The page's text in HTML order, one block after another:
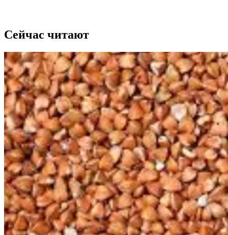
Сейчас читают